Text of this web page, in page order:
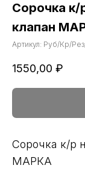
Сорочка к/
клапан
Артикул: Руб/Кр/
1550,00 ₽
Сорочка к/р
МАРКА